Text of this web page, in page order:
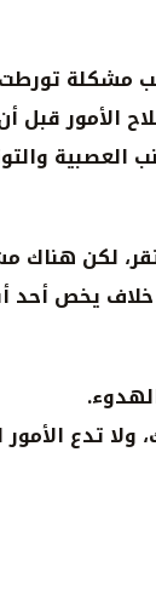
مشكلة
الأمور قبل
لكن هناك
يخص أحد
ولا تدع